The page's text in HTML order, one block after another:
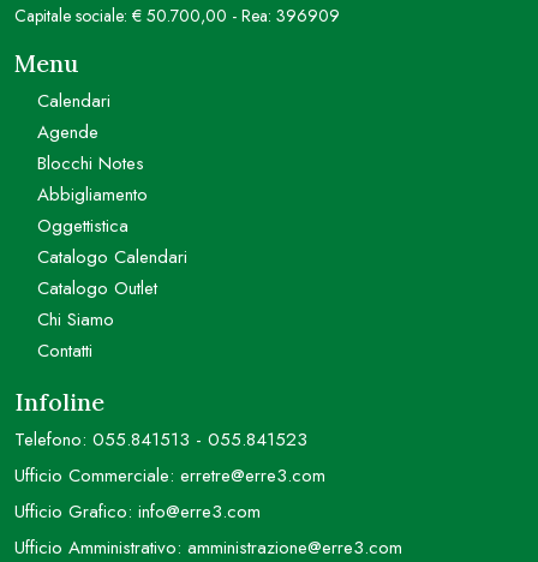
Capitale sociale: € 50.700,00 - Rea: 396909
Menu
Calendari
Agende
Blocchi Notes
Abbigliamento
Oggettistica
Catalogo Calendari
Catalogo Outlet
Chi Siamo
Contatti
Infoline
Telefono: 055.841513 - 055.841523
Ufficio Commerciale: erretre@erre3.com
Ufficio Grafico: info@erre3.com
Ufficio Amministrativo: amministrazione@erre3.com